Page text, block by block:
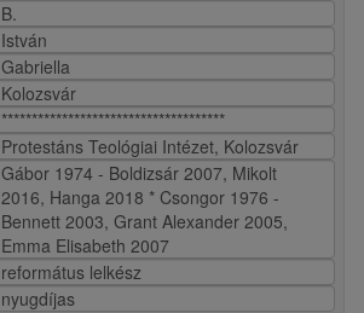
B.
István
Gabriella
Kolozsvár
*************************************
Protestáns Teológiai Intézet, Kolozsvár
Gábor 1974 - Boldizsár 2007, Mikolt
2016, Hanga 2018 * Csongor 1976 -
Bennett 2003, Grant Alexander 2005,
Emma Elisabeth 2007
református lelkész
nyugdíjas